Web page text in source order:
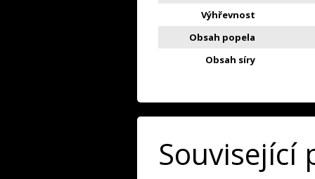
Výhřevnost
Obsah popela
Obsah síry
Související